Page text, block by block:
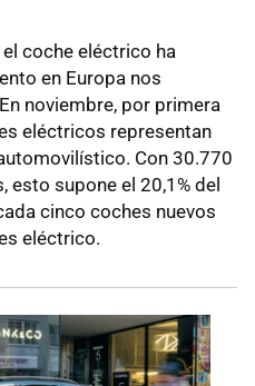
coche eléctrico ha
en Europa nos
noviembre, por primera
eléctricos representan
Con 30.770
esto supone el 20,1% del
cinco coches nuevos
eléctrico.